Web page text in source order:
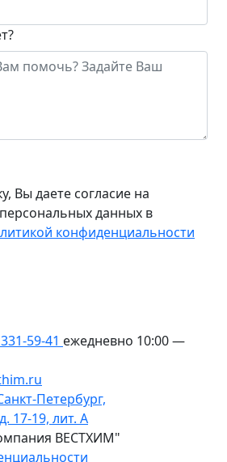
Вы даете согласие на
данных в
конфиденциальности
59-41 ежедневно 10:00 —
Петербург,
17-19, лит. А
ВЕСТХИМ"